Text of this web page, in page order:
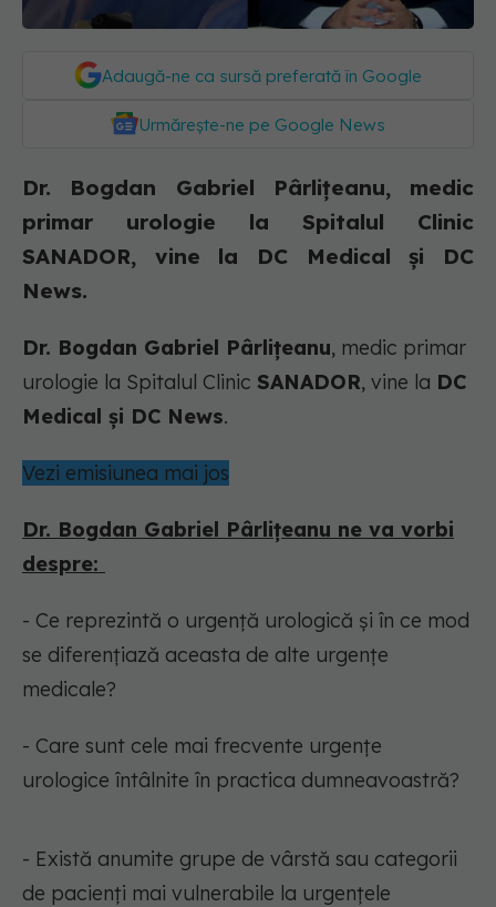
Adaugă-ne ca sursă preferată în Google
Urmărește-ne pe Google News
Dr. Bogdan Gabriel Pârlițeanu, medic
primar urologie la Spitalul Clinic
SANADOR, vine la DC Medical și DC
News.
Dr. Bogdan Gabriel Pârlițeanu, medic primar
urologie la Spitalul Clinic SANADOR, vine la DC
Medical și DC News.
Vezi emisiunea mai jos
Dr. Bogdan Gabriel Pârlițeanu ne va vorbi
despre:
- Ce reprezintă o urgență urologică și în ce mod
se diferențiază aceasta de alte urgențe
medicale?
- Care sunt cele mai frecvente urgențe
urologice întâlnite în practica dumneavoastră?
- Există anumite grupe de vârstă sau categorii
de pacienți mai vulnerabile la urgențele